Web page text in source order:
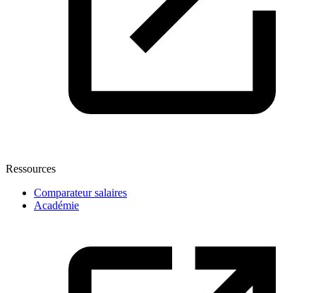
Ressources
Comparateur salaires
Académie